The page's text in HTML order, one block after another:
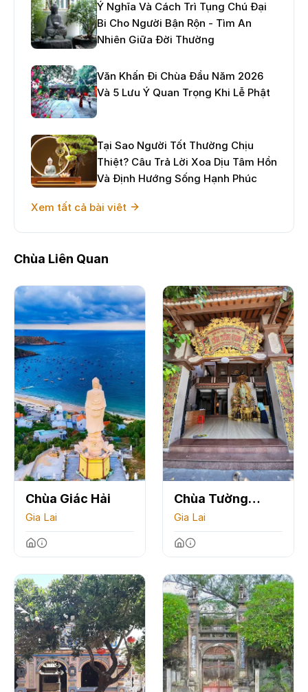
Ý Nghĩa Và Cách Trì Tụng Chú Đại
Bi Cho Người Bận Rộn - Tìm An
Nhiên Giữa Đời Thường
Văn Khấn Đi Chùa Đầu Năm 2026
Và 5 Lưu Ý Quan Trọng Khi Lễ Phật
Tại Sao Người Tốt Thường Chịu
Thiệt? Câu Trả Lời Xoa Dịu Tâm Hồn
Và Định Hướng Sống Hạnh Phúc
Xem tất cả bài viêt
Chùa Liên Quan
Chùa Giác Hải
Gia Lai
Chùa Tường
Quang
Gia Lai